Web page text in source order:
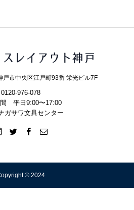
戸市中央区江戸町93番 栄光ビル7F
0120-976-078
平日9:00〜17:00
ガサワ文具センター
© 2024